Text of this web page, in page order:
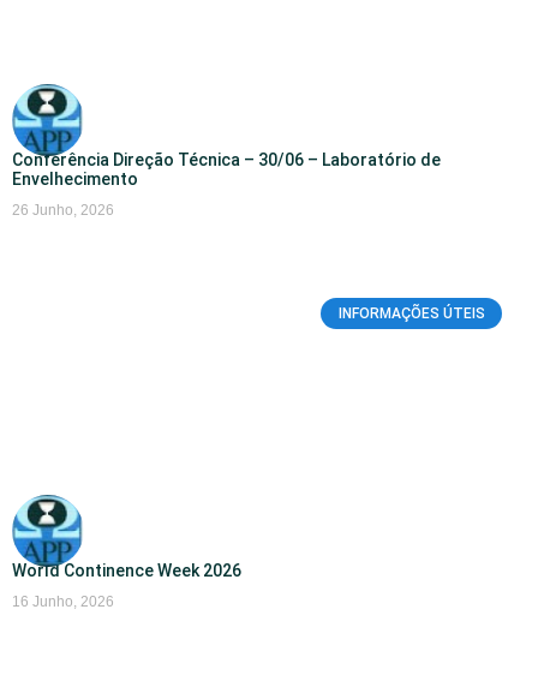
Conferência Direção Técnica – 30/06 – Laboratório de
Envelhecimento
26 Junho, 2026
INFORMAÇÕES ÚTEIS
World Continence Week 2026
16 Junho, 2026